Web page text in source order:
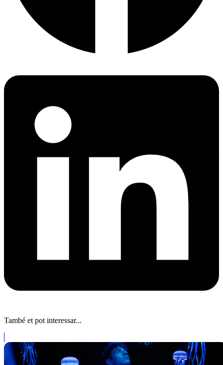
També et pot interessar...